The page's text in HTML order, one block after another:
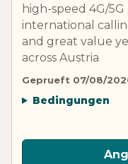
high-speed 4G/
international
and great value
across Austria
Geprueft 07/08/
Bedingungen